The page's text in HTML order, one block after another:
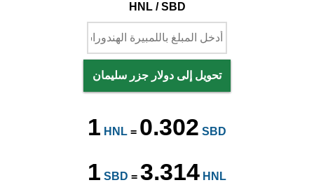
HNL / SBD
تحويل إلى دولار جزر سليمان
1 HNL = 0.302 SBD
1 SBD = 3.314 HNL